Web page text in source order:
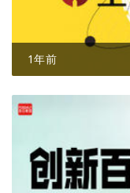
1年前